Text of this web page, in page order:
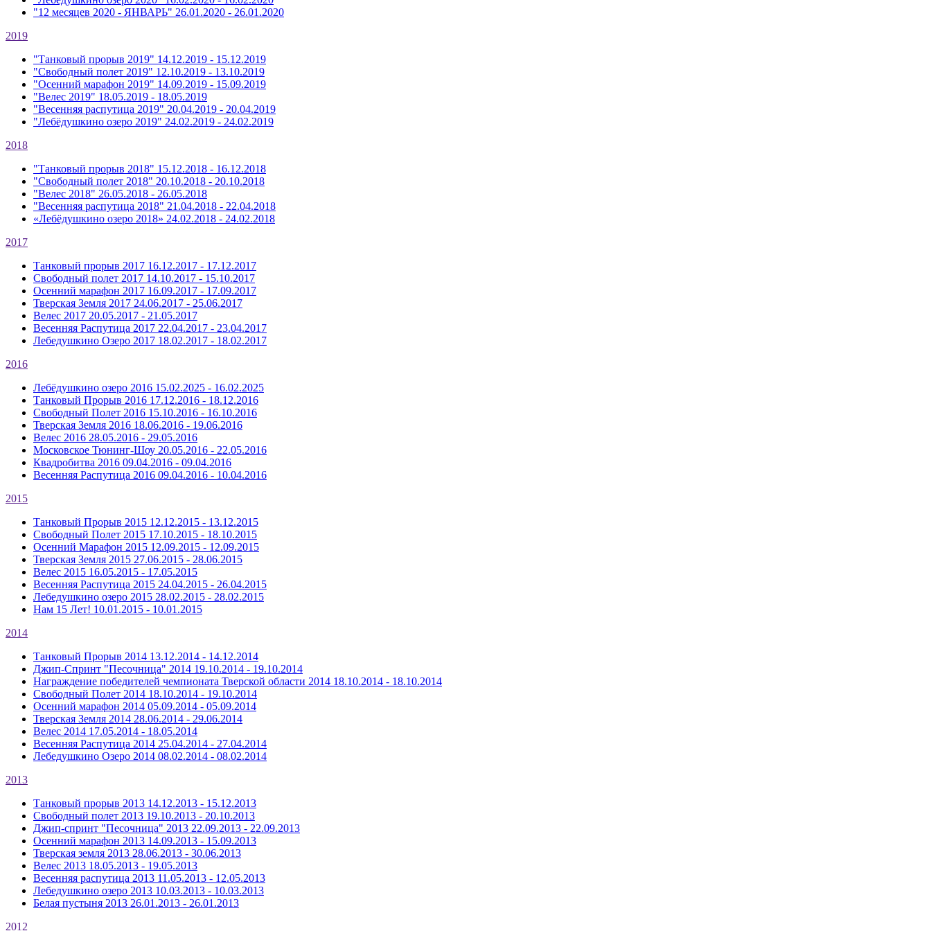
"12 месяцев 2020 - ЯНВАРЬ" 26.01.2020 - 26.01.2020
2019
"Танковый прорыв 2019" 14.12.2019 - 15.12.2019
"Свободный полет 2019" 12.10.2019 - 13.10.2019
"Осенний марафон 2019" 14.09.2019 - 15.09.2019
"Велес 2019" 18.05.2019 - 18.05.2019
"Весенняя распутица 2019" 20.04.2019 - 20.04.2019
"Лебёдушкино озеро 2019" 24.02.2019 - 24.02.2019
2018
"Танковый прорыв 2018" 15.12.2018 - 16.12.2018
"Свободный полет 2018" 20.10.2018 - 20.10.2018
"Велес 2018" 26.05.2018 - 26.05.2018
"Весенняя распутица 2018" 21.04.2018 - 22.04.2018
«Лебёдушкино озеро 2018» 24.02.2018 - 24.02.2018
2017
Танковый прорыв 2017 16.12.2017 - 17.12.2017
Свободный полет 2017 14.10.2017 - 15.10.2017
Осенний марафон 2017 16.09.2017 - 17.09.2017
Тверская Земля 2017 24.06.2017 - 25.06.2017
Велес 2017 20.05.2017 - 21.05.2017
Весенняя Распутица 2017 22.04.2017 - 23.04.2017
Лебедушкино Озеро 2017 18.02.2017 - 18.02.2017
2016
Лебёдушкино озеро 2016 15.02.2025 - 16.02.2025
Танковый Прорыв 2016 17.12.2016 - 18.12.2016
Свободный Полет 2016 15.10.2016 - 16.10.2016
Тверская Земля 2016 18.06.2016 - 19.06.2016
Велес 2016 28.05.2016 - 29.05.2016
Московское Тюнинг-Шоу 20.05.2016 - 22.05.2016
Квадробитва 2016 09.04.2016 - 09.04.2016
Весенняя Распутица 2016 09.04.2016 - 10.04.2016
2015
Танковый Прорыв 2015 12.12.2015 - 13.12.2015
Свободный Полет 2015 17.10.2015 - 18.10.2015
Осенний Марафон 2015 12.09.2015 - 12.09.2015
Тверская Земля 2015 27.06.2015 - 28.06.2015
Велес 2015 16.05.2015 - 17.05.2015
Весенняя Распутица 2015 24.04.2015 - 26.04.2015
Лебедушкино озеро 2015 28.02.2015 - 28.02.2015
Нам 15 Лет! 10.01.2015 - 10.01.2015
2014
Танковый Прорыв 2014 13.12.2014 - 14.12.2014
Джип-Спринт "Песочница" 2014 19.10.2014 - 19.10.2014
Награждение победителей чемпионата Тверской области 2014 18.10.2014 - 18.10.2014
Свободный Полет 2014 18.10.2014 - 19.10.2014
Осенний марафон 2014 05.09.2014 - 05.09.2014
Тверская Земля 2014 28.06.2014 - 29.06.2014
Велес 2014 17.05.2014 - 18.05.2014
Весенняя Распутица 2014 25.04.2014 - 27.04.2014
Лебедушкино Озеро 2014 08.02.2014 - 08.02.2014
2013
Танковый прорыв 2013 14.12.2013 - 15.12.2013
Свободный полет 2013 19.10.2013 - 20.10.2013
Джип-спринт "Песочница" 2013 22.09.2013 - 22.09.2013
Осенний марафон 2013 14.09.2013 - 15.09.2013
Тверская земля 2013 28.06.2013 - 30.06.2013
Велес 2013 18.05.2013 - 19.05.2013
Весенняя распутица 2013 11.05.2013 - 12.05.2013
Лебедушкино озеро 2013 10.03.2013 - 10.03.2013
Белая пустыня 2013 26.01.2013 - 26.01.2013
2012